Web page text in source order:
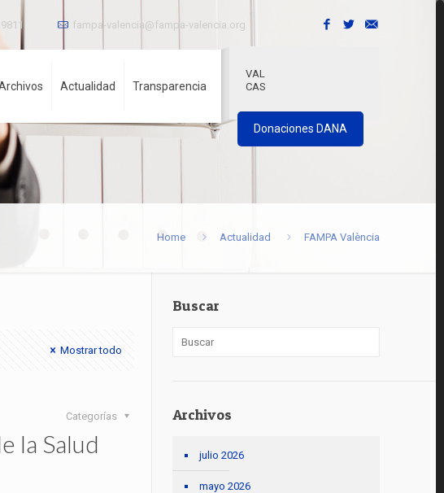
fampa-valencia@fampa-valencia.org
Actualidad Transparencia
VAL
CAS
Donaciones DANA
Home Actualidad FAMPA València
Mostrar todo
Categorías
la Salud
Buscar
Archivos
julio 2026
mayo 2026